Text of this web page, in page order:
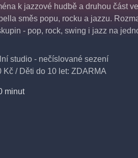
k jazzové hudbě a druhou část
směs popu, rocku a jazzu.
- pop, rock, swing i jazz na
studio - nečíslované sezení
Kč / Děti do 10 let: ZDARMA
minut